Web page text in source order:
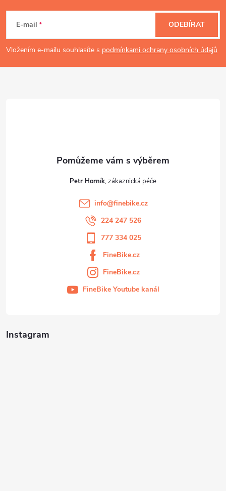
p
E-mail
Vložením e-mailu souhlasíte s podmínkami ochrany osobních údajů
ODEBÍRAT
Instagram
Petr Horník
info@finebike.cz
224 247 526
777 334 025
FineBike.cz
FineBike.cz
FineBike Youtube kanál